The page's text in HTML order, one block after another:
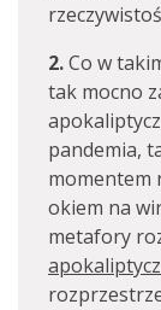
2.Co w
tak mocno
pandemia,
momentem
okiem na
metafory